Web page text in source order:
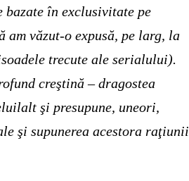
în exclusivitate pe
am văzut-o expusă, pe larg, la
trecute ale serialului).
creştină – dragostea
şi presupune, uneori,
şi supunerea acestora raţiunii